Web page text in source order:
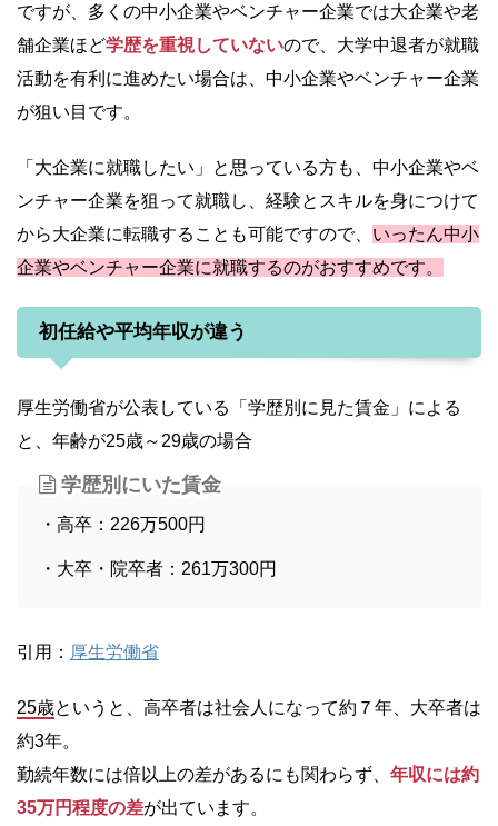
ですが、多くの中小企業やベンチャー企業では大企業や老
舗企業ほど学歴を重視していないので、大学中退者が就職
活動を有利に進めたい場合は、中小企業やベンチャー企業
が狙い目です。
「大企業に就職したい」と思っている方も、中小企業やベ
ンチャー企業を狙って就職し、経験とスキルを身につけて
から大企業に転職することも可能ですので、 いったん中小
企業やベンチャー企業に就職するのがおすすめです。
初任給や平均年収が違う
厚生労働省が公表している「学歴別に見た賃金」による
と、年齢が25歳～29歳の場合
学歴別にいた賃金
・高卒：226万500円
・大卒・院卒者：261万300円
引用： 厚生労働省
25歳というと、高卒者は社会人になって約７年、大卒者は
約3年。
勤続年数には倍以上の差があるにも関わらず、 年収には約
35万円程度の差が出ています。